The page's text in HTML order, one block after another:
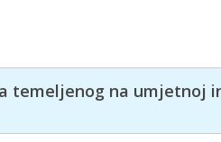
temeljenog na umjetnoj